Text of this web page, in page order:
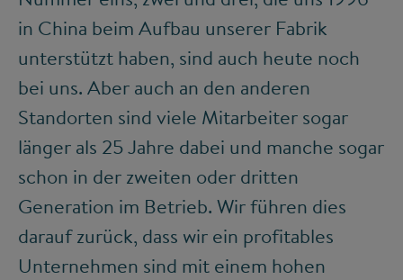
in China beim Aufbau unserer Fabrik
unterstützt haben, sind auch heute noch
bei uns. Aber auch an den anderen
Standorten sind viele Mitarbeiter sogar
länger als 25 Jahre dabei und manche sogar
schon in der zweiten oder dritten
Generation im Betrieb. Wir führen dies
darauf zurück, dass wir ein profitables
Unternehmen sind mit einem hohen